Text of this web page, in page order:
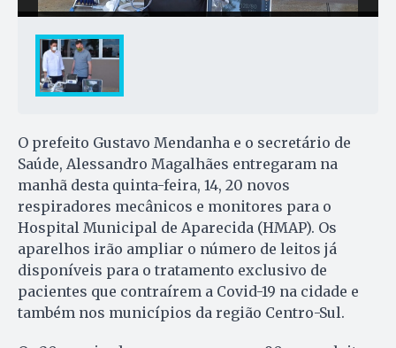
O prefeito Gustavo Mendanha e o secretário de
Saúde, Alessandro Magalhães entregaram na
manhã desta quinta-feira, 14, 20 novos
respiradores mecânicos e monitores para o
Hospital Municipal de Aparecida (HMAP). Os
aparelhos irão ampliar o número de leitos já
disponíveis para o tratamento exclusivo de
pacientes que contraírem a Covid-19 na cidade e
também nos municípios da região Centro-Sul.